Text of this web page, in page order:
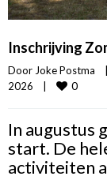
Inschrijving
Door Joke Postma |
2026 | 0
In augustus
start. De
activiteiten